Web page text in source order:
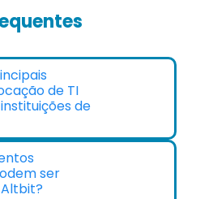
de TI
de
ser